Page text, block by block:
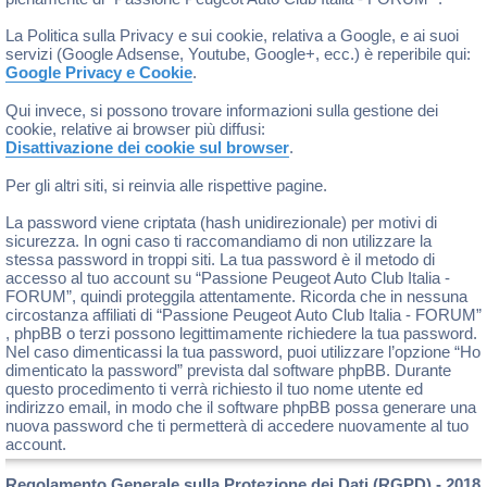
La Politica sulla Privacy e sui cookie, relativa a Google, e ai suoi
servizi (Google Adsense, Youtube, Google+, ecc.) è reperibile qui:
Google Privacy e Cookie.
Qui invece, si possono trovare informazioni sulla gestione dei
cookie, relative ai browser più diffusi:
Disattivazione dei cookie sul browser.
Per gli altri siti, si reinvia alle rispettive pagine.
La password viene criptata (hash unidirezionale) per motivi di
sicurezza. In ogni caso ti raccomandiamo di non utilizzare la
stessa password in troppi siti. La tua password è il metodo di
accesso al tuo account su “Passione Peugeot Auto Club Italia -
FORUM”, quindi proteggila attentamente. Ricorda che in nessuna
circostanza affiliati di “Passione Peugeot Auto Club Italia - FORUM”
, phpBB o terzi possono legittimamente richiedere la tua password.
Nel caso dimenticassi la tua password, puoi utilizzare l’opzione “Ho
dimenticato la password” prevista dal software phpBB. Durante
questo procedimento ti verrà richiesto il tuo nome utente ed
indirizzo email, in modo che il software phpBB possa generare una
nuova password che ti permetterà di accedere nuovamente al tuo
account.